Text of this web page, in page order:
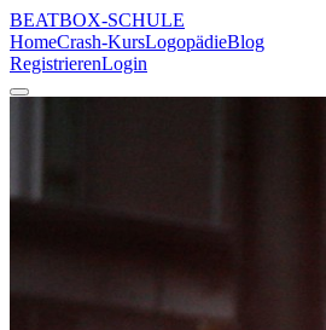
BEATBOX-SCHULE
HomeCrash-KursLogopädieBlog
RegistrierenLogin